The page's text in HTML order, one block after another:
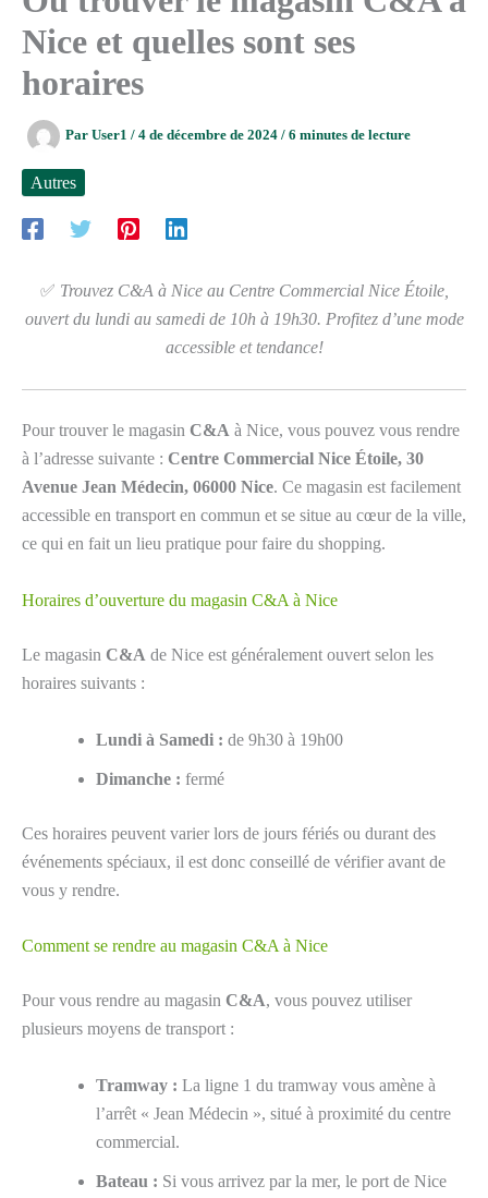
Nice et quelles sont ses
horaires
Par User1 / 4 de décembre de 2024 / 6 minutes de lecture
Autres
✅ Trouvez C&A à Nice au Centre Commercial Nice Étoile,
ouvert du lundi au samedi de 10h à 19h30. Profitez d’une mode
accessible et tendance!
Pour trouver le magasin C&A à Nice, vous pouvez vous rendre
à l’adresse suivante : Centre Commercial Nice Étoile, 30
Avenue Jean Médecin, 06000 Nice. Ce magasin est facilement
accessible en transport en commun et se situe au cœur de la ville,
ce qui en fait un lieu pratique pour faire du shopping.
Horaires d’ouverture du magasin C&A à Nice
Le magasin C&A de Nice est généralement ouvert selon les
horaires suivants :
Lundi à Samedi : de 9h30 à 19h00
Dimanche : fermé
Ces horaires peuvent varier lors de jours fériés ou durant des
événements spéciaux, il est donc conseillé de vérifier avant de
vous y rendre.
Comment se rendre au magasin C&A à Nice
Pour vous rendre au magasin C&A, vous pouvez utiliser
plusieurs moyens de transport :
Tramway : La ligne 1 du tramway vous amène à
l’arrêt « Jean Médecin », situé à proximité du centre
commercial.
Bateau : Si vous arrivez par la mer, le port de Nice